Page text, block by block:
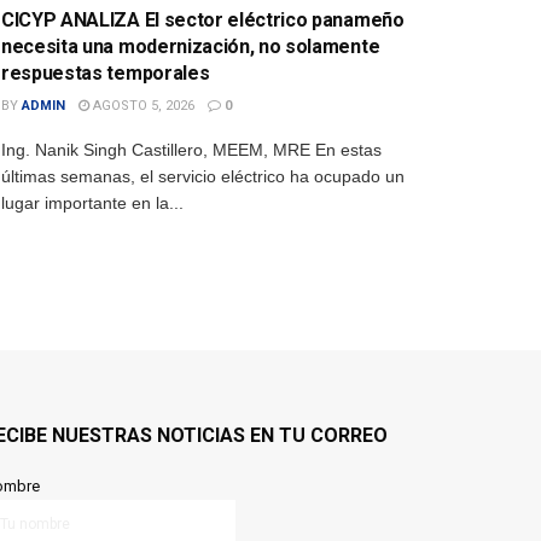
CICYP ANALIZA El sector eléctrico panameño
necesita una modernización, no solamente
respuestas temporales
BY ADMIN AGOSTO 5, 2026 0
Ing. Nanik Singh Castillero, MEEM, MRE En estas
últimas semanas, el servicio eléctrico ha ocupado un
lugar importante en la...
NUESTRAS NOTICIAS EN TU CORREO